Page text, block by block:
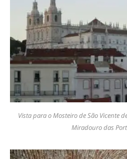
Vista para o Mosteiro de São Vicente
Miradouro das